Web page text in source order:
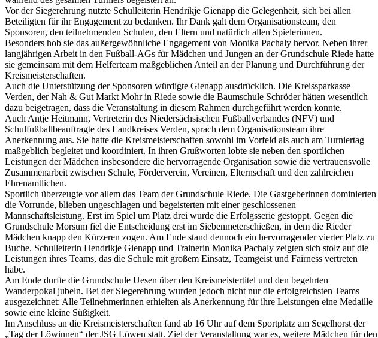
Vor der Siegerehrung nutzte Schulleiterin Hendrikje Gienapp die Gelegenheit, sich bei allen
Beteiligten für ihr Engagement zu bedanken. Ihr Dank galt dem Organisationsteam, den
Sponsoren, den teilnehmenden Schulen, den Eltern und natürlich allen Spielerinnen.
Besonders hob sie das außergewöhnliche Engagement von Monika Pachaly hervor. Neben ihrer
langjährigen Arbeit in den Fußball-AGs für Mädchen und Jungen an der Grundschule Riede hatte
sie gemeinsam mit dem Helferteam maßgeblichen Anteil an der Planung und Durchführung der
Kreismeisterschaften.
Auch die Unterstützung der Sponsoren würdigte Gienapp ausdrücklich. Die Kreissparkasse
Verden, der Nah & Gut Markt Mohr in Riede sowie die Baumschule Schröder hätten wesentlich
dazu beigetragen, dass die Veranstaltung in diesem Rahmen durchgeführt werden konnte.
Auch Antje Heitmann, Vertreterin des Niedersächsischen Fußballverbandes (NFV) und
Schulfußballbeauftragte des Landkreises Verden, sprach dem Organisationsteam ihre
Anerkennung aus. Sie hatte die Kreismeisterschaften sowohl im Vorfeld als auch am Turniertag
maßgeblich begleitet und koordiniert. In ihren Grußworten lobte sie neben den sportlichen
Leistungen der Mädchen insbesondere die hervorragende Organisation sowie die vertrauensvolle
Zusammenarbeit zwischen Schule, Förderverein, Vereinen, Elternschaft und den zahlreichen
Ehrenamtlichen.
Sportlich überzeugte vor allem das Team der Grundschule Riede. Die Gastgeberinnen dominierten
die Vorrunde, blieben ungeschlagen und begeisterten mit einer geschlossenen
Mannschaftsleistung. Erst im Spiel um Platz drei wurde die Erfolgsserie gestoppt. Gegen die
Grundschule Morsum fiel die Entscheidung erst im Siebenmeterschießen, in dem die Rieder
Mädchen knapp den Kürzeren zogen. Am Ende stand dennoch ein hervorragender vierter Platz zu
Buche. Schulleiterin Hendrikje Gienapp und Trainerin Monika Pachaly zeigten sich stolz auf die
Leistungen ihres Teams, das die Schule mit großem Einsatz, Teamgeist und Fairness vertreten
habe.
Am Ende durfte die Grundschule Uesen über den Kreismeistertitel und den begehrten
Wanderpokal jubeln. Bei der Siegerehrung wurden jedoch nicht nur die erfolgreichsten Teams
ausgezeichnet: Alle Teilnehmerinnen erhielten als Anerkennung für ihre Leistungen eine Medaille
sowie eine kleine Süßigkeit.
Im Anschluss an die Kreismeisterschaften fand ab 16 Uhr auf dem Sportplatz am Segelhorst der
„Tag der Löwinnen“ der JSG Löwen statt. Ziel der Veranstaltung war es, weitere Mädchen für den